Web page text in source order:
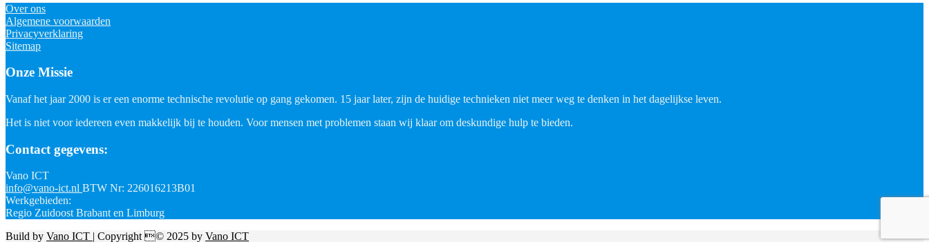
Over ons
Algemene voorwaarden
Privacyverklaring
Sitemap
Onze Missie
Vanaf het jaar 2000 is er een enorme technische revolutie op gang gekomen. 15 jaar later, zijn de huidige technieken niet meer weg te denken in het dagelijkse leven.
Het is niet voor iedereen even makkelijk bij te houden. Voor mensen met problemen staan wij klaar om deskundige hulp te bieden.
Contact gegevens:
Vano ICT
info@vano-ict.nl BTW Nr: 226016213B01
Werkgebieden:
Regio Zuidoost Brabant en Limburg
Build by Vano ICT | Copyright © 2025 by Vano ICT